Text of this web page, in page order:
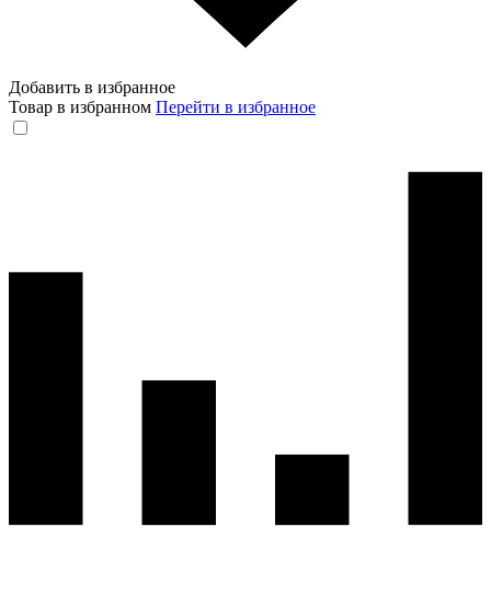
Добавить в избранное
Товар в избранном Перейти в избранное